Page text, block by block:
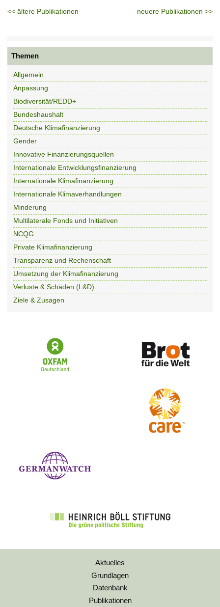
<< ältere Publikationen neuere Publikationen >>
Themen
Allgemein
Anpassung
Biodiversität/REDD+
Bundeshaushalt
Deutsche Klimafinanzierung
Gender
Innovative Finanzierungsquellen
Internationale Entwicklungsfinanzierung
Internationale Klimafinanzierung
Internationale Klimaverhandlungen
Minderung
Multilaterale Fonds und Initiativen
NCQG
Private Klimafinanzierung
Transparenz und Rechenschaft
Umsetzung der Klimafinanzierung
Verluste & Schäden (L&D)
Ziele & Zusagen
Aktuelles
Grundlagen
Datenbank
Publikationen